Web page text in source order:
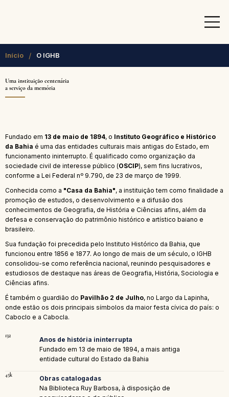
Início / O IGHB
Uma instituição centenária
a serviço da memória
Fundado em 13 de maio de 1894, o Instituto Geográfico e Histórico
da Bahia é uma das entidades culturais mais antigas do Estado, em
funcionamento ininterrupto. É qualificado como organização da
sociedade civil de interesse público (OSCIP), sem fins lucrativos,
conforme a Lei Federal nº 9.790, de 23 de março de 1999.
Conhecida como a "Casa da Bahia", a instituição tem como finalidade a
promoção de estudos, o desenvolvimento e a difusão dos
conhecimentos de Geografia, de História e Ciências afins, além da
defesa e conservação do patrimônio histórico e artístico baiano e
brasileiro.
Sua fundação foi precedida pelo Instituto Histórico da Bahia, que
funcionou entre 1856 e 1877. Ao longo de mais de um século, o IGHB
consolidou-se como referência nacional, reunindo pesquisadores e
estudiosos de destaque nas áreas de Geografia, História, Sociologia e
Ciências afins.
É também o guardião do Pavilhão 2 de Julho, no Largo da Lapinha,
onde estão os dois principais símbolos da maior festa cívica do país: o
Caboclo e a Cabocla.
132
Anos de história ininterrupta
Fundado em 13 de maio de 1894, a mais antiga
entidade cultural do Estado da Bahia
45k
Obras catalogadas
Na Biblioteca Ruy Barbosa, à disposição de